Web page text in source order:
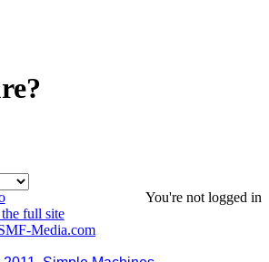
You're not logged in
full site
Media.com